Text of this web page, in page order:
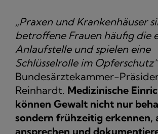
„Praxen und Krankenhäuser
betroffene Frauen häufig die
Anlaufstelle und spielen eine
Schlüsselrolle im
Bundesärztekammer-
Reinhardt. Medizinische
können Gewalt nicht nur
sondern frühzeitig erkennen,
ansprechen und